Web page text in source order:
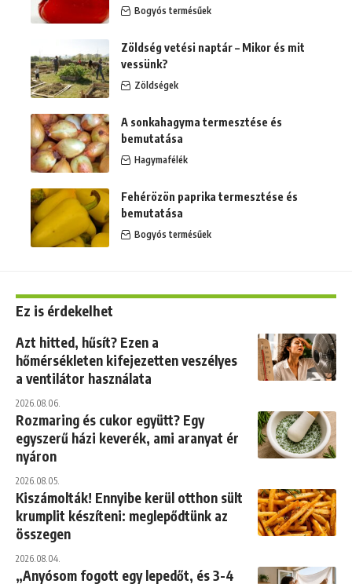
Bogyós termésűek
Zöldség vetési naptár – Mikor és mit
vessünk?
Zöldségek
A sonkahagyma termesztése és
bemutatása
Hagymafélék
Fehérözön paprika termesztése és
bemutatása
Bogyós termésűek
Ez is érdekelhet
Azt hitted, hűsít? Ezen a
hőmérsékleten kifejezetten veszélyes
a ventilátor használata
2026.08.06.
Rozmaring és cukor együtt? Egy
egyszerű házi keverék, ami aranyat ér
nyáron
2026.08.05.
Kiszámolták! Ennyibe kerül otthon sült
krumplit készíteni: meglepődtünk az
összegen
2026.08.04.
„Anyósom fogott egy lepedőt, és 3-4